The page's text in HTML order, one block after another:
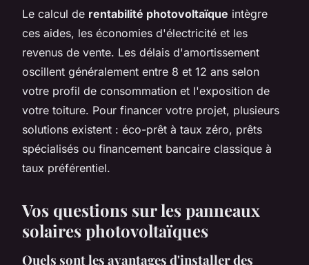
Le calcul de rentabilité photovoltaïque intègre
ces aides, les économies d'électricité et les
revenus de vente. Les délais d'amortissement
oscillent généralement entre 8 et 12 ans selon
votre profil de consommation et l'exposition de
votre toiture. Pour financer votre projet, plusieurs
solutions existent : éco-prêt à taux zéro, prêts
spécialisés ou financement bancaire classique à
taux préférentiel.
Vos questions sur les panneaux
solaires photovoltaïques
Quels sont les avantages d'installer des